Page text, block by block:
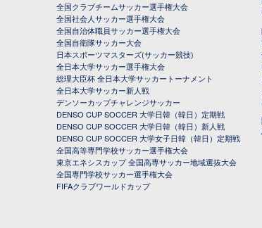
全国クラブチームサッカー選手権大会
全国社会人サッカー選手権大会
全国自治体職員サッカー選手権大会
全国自衛隊サッカー大会
日本スポーツマスターズ(サッカー競技)
全日本大学サッカー選手権大会
総理大臣杯 全日本大学サッカートーナメント
全日本大学サッカー新人戦
デンソーカップチャレンジサッカー
DENSO CUP SOCCER 大学日韓（韓日）定期戦
DENSO CUP SOCCER 大学日韓（韓日）新人戦
DENSO CUP SOCCER 大学女子日韓（韓日）定期戦
全国高等専門学校サッカー選手権大会
東京エネシスカップ 全国高専サッカー地域選抜大会
全国専門学校サッカー選手権大会
FIFAクラブワールドカップ